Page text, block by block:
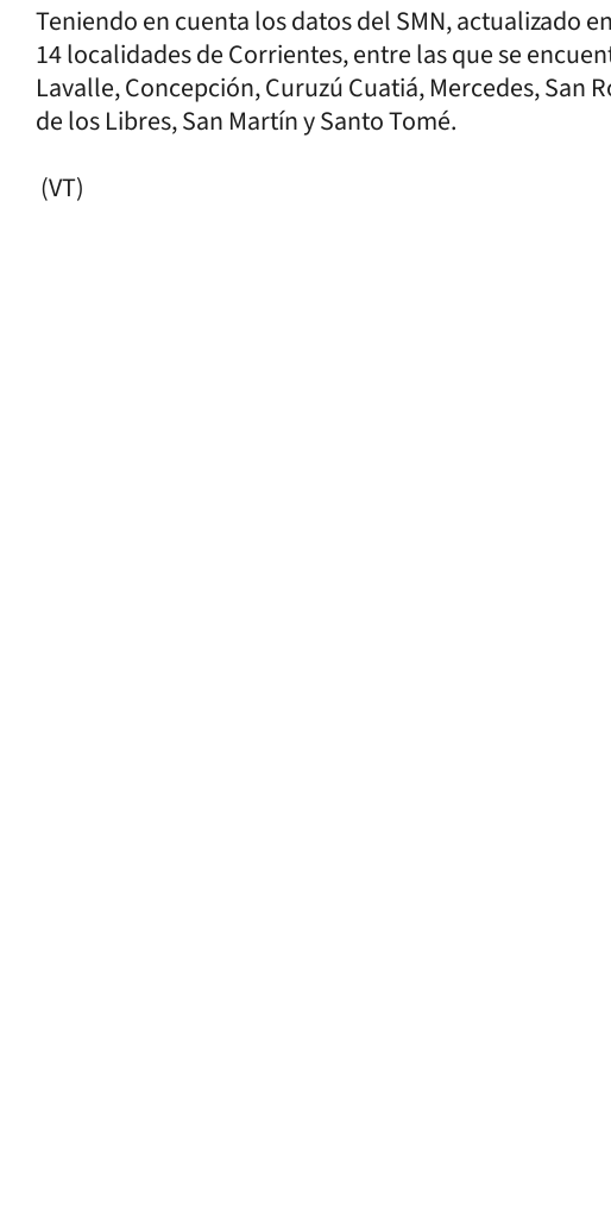
Teniendo en cuenta los datos del SMN, actualizado
14 localidades de Corrientes, entre las que se
Lavalle, Concepción, Curuzú Cuatiá, Mercedes, San
de los Libres, San Martín y Santo Tomé.
(VT)